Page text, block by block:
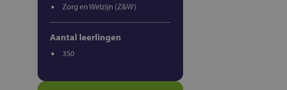
Zorg en Welzijn (Z&W)
Aantal leerlingen
350